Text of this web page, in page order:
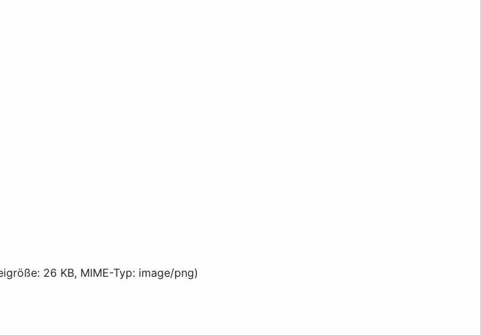
26 KB, MIME-Typ: image/png)